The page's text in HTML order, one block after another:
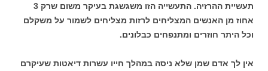
תעשיית ההרזיה. התעשייה הזו משגשגת בעיקר משום שרק 3
אחוז מן האנשים המצליחים לרזות מצליחים לשמור על משקלם
וכל היתר חוזרים ומתנפחים כבלונים.
אין לך אדם שמן שלא ניסה במהלך חייו עשרות דיאטות שעיקרם